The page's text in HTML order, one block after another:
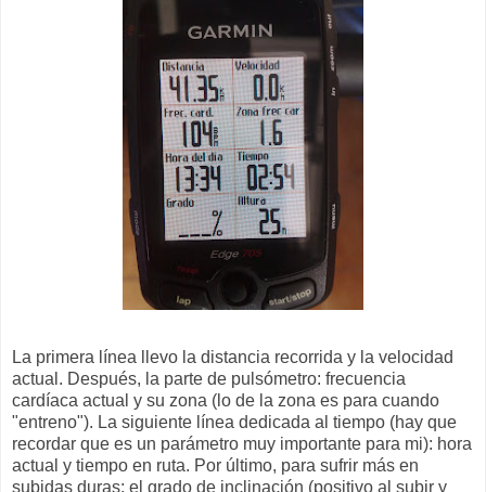
La primera línea llevo la distancia recorrida y la velocidad
actual. Después, la parte de pulsómetro: frecuencia
cardíaca actual y su zona (lo de la zona es para cuando
"entreno"). La siguiente línea dedicada al tiempo (hay que
recordar que es un parámetro muy importante para mi): hora
actual y tiempo en ruta. Por último, para sufrir más en
subidas duras: el grado de inclinación (positivo al subir y